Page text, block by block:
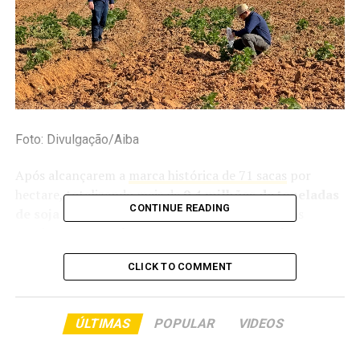
Foto: Divulgação/Aiba
Após alcançarem a marca histórica de 71 sacas
hectare, totalizando mais de9,4 milhões de toneladas
na última colheita, os produtores baianos
Sanitário da Soja. O principal objetivo da medida é
interromper o ciclo de vida do fungo causador da
agressivas para a cultura e responsável por severas
perdas econômicas.
CONTINUE READING
CLICK TO COMMENT
ÚLTIMAS POPULAR VIDEOS